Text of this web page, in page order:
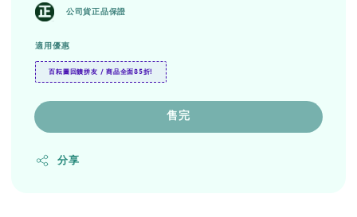
公司貨正品保證
適用優惠
百耘圖回饋拼友 / 商品全面85折!
售完
分享